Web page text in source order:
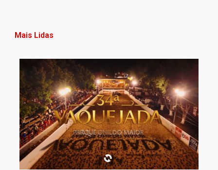
Mais Lidas